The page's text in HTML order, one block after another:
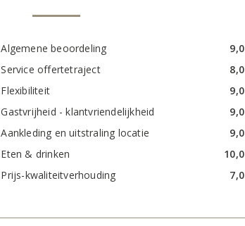
Algemene beoordeling
9,0
Service offertetraject
8,0
Flexibiliteit
9,0
Gastvrijheid - klantvriendelijkheid
9,0
Aankleding en uitstraling locatie
9,0
Eten & drinken
10,0
Prijs-kwaliteitverhouding
7,0